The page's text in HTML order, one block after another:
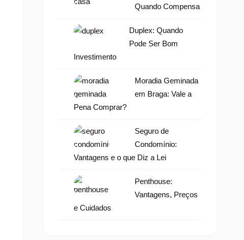
Quando Compensa
Duplex: Quando
Pode Ser Bom
Investimento
Moradia Geminada
em Braga: Vale a
Pena Comprar?
Seguro de
Condomínio:
Vantagens e o que Diz a Lei
Penthouse:
Vantagens, Preços
e Cuidados